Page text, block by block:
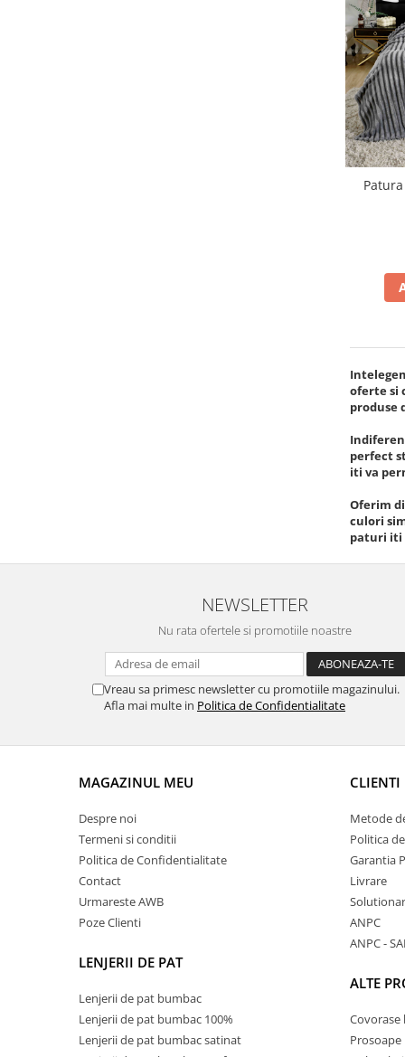
oferte si
produse
perfect
iti va
Oferim
culori
paturi iti
NEWSLETTER
Nu rata ofertele si promotiile noastre
Vreau sa primesc newsletter cu promotiile magazinului.
Afla mai multe in Politica de Confidentialitate
MAGAZINUL MEU
Despre noi
Termeni si conditii
Politica de Confidentialitate
Contact
Urmareste AWB
Poze Clienti
LENJERII DE PAT
Lenjerii de pat bumbac
Lenjerii de pat bumbac 100%
Lenjerii de pat bumbac satinat
CLIENTI
Metode
Politica
Garantia
Livrare
ANPC
ANPC - SAL
ALTE
Covorase